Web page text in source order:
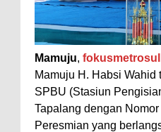
Mamuju,
Mamuju H. Habsi Wahid
SPBU (Stasiun
Tapalang dengan
Peresmian yang